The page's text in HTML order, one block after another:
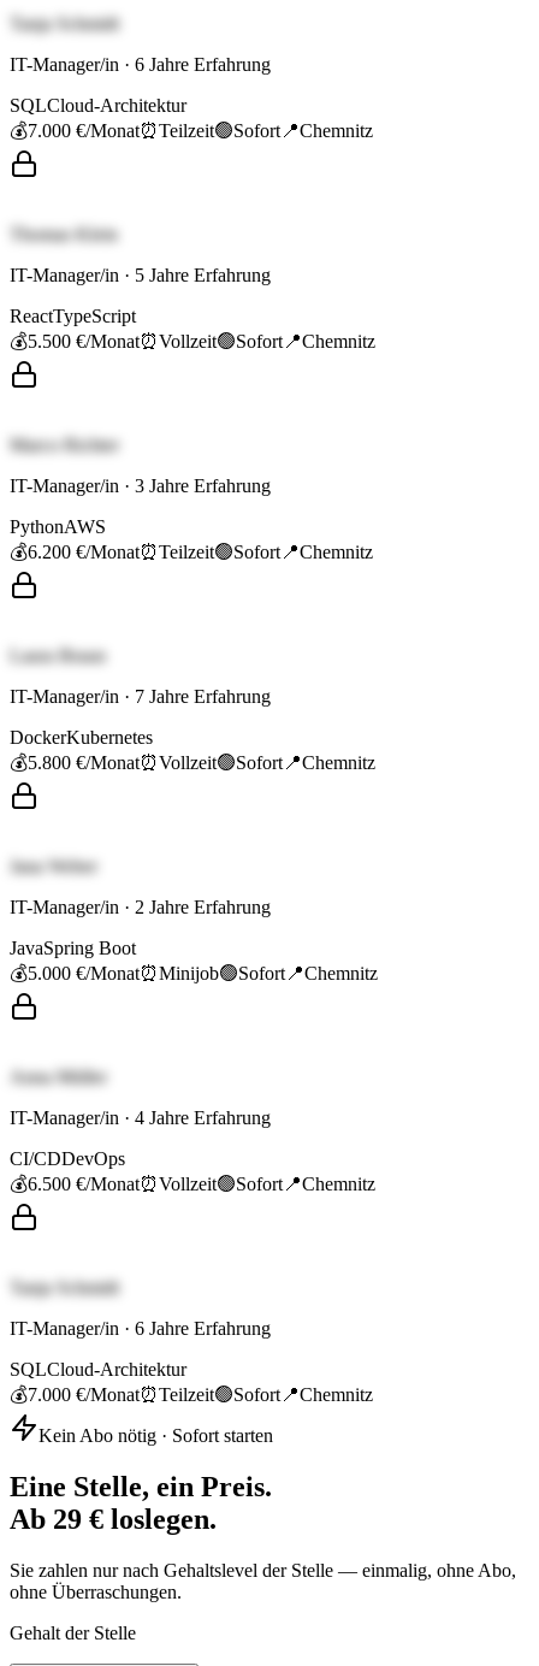
Tanja Schmidt
IT-Manager/in · 6 Jahre Erfahrung
SQLCloud-Architektur
💰7.000 €/Monat⏰Teilzeit🟢Sofort 📍Chemnitz
Thomas Klein
IT-Manager/in · 5 Jahre Erfahrung
ReactTypeScript
💰5.500 €/Monat⏰Vollzeit🟢Sofort 📍Chemnitz
Marco Richter
IT-Manager/in · 3 Jahre Erfahrung
PythonAWS
💰6.200 €/Monat⏰Teilzeit🟢Sofort 📍Chemnitz
Laura Braun
IT-Manager/in · 7 Jahre Erfahrung
DockerKubernetes
💰5.800 €/Monat⏰Vollzeit🟢Sofort 📍Chemnitz
Jana Weber
IT-Manager/in · 2 Jahre Erfahrung
JavaSpring Boot
💰5.000 €/Monat⏰Minijob🟢Sofort 📍Chemnitz
Anna Müller
IT-Manager/in · 4 Jahre Erfahrung
CI/CDDevOps
💰6.500 €/Monat⏰Vollzeit🟢Sofort 📍Chemnitz
Tanja Schmidt
IT-Manager/in · 6 Jahre Erfahrung
SQLCloud-Architektur
💰7.000 €/Monat⏰Teilzeit🟢Sofort 📍Chemnitz
Kein Abo nötig · Sofort starten
Eine Stelle, ein Preis.
Ab 29 € loslegen.
Sie zahlen nur nach Gehaltslevel der Stelle — einmalig, ohne Abo,
ohne Überraschungen.
Gehalt der Stelle